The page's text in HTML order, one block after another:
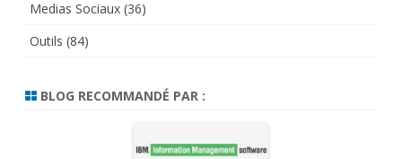
Medias Sociaux (36)
Outils (84)
BLOG RECOMMANDÉ PAR :